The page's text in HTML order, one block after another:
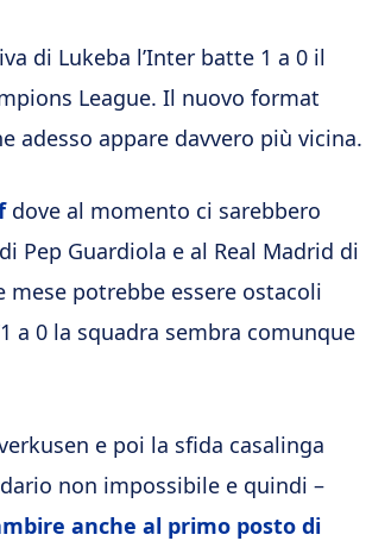
di Lukeba l’Inter batte 1 a 0 il
League. Il nuovo format
adesso appare davvero più vicina.
dove al momento ci sarebbero
Pep Guardiola e al Real Madrid di
potrebbe essere ostacoli
a 0 la squadra sembra comunque
e poi la sfida casalinga
non impossibile e quindi –
anche al primo posto di